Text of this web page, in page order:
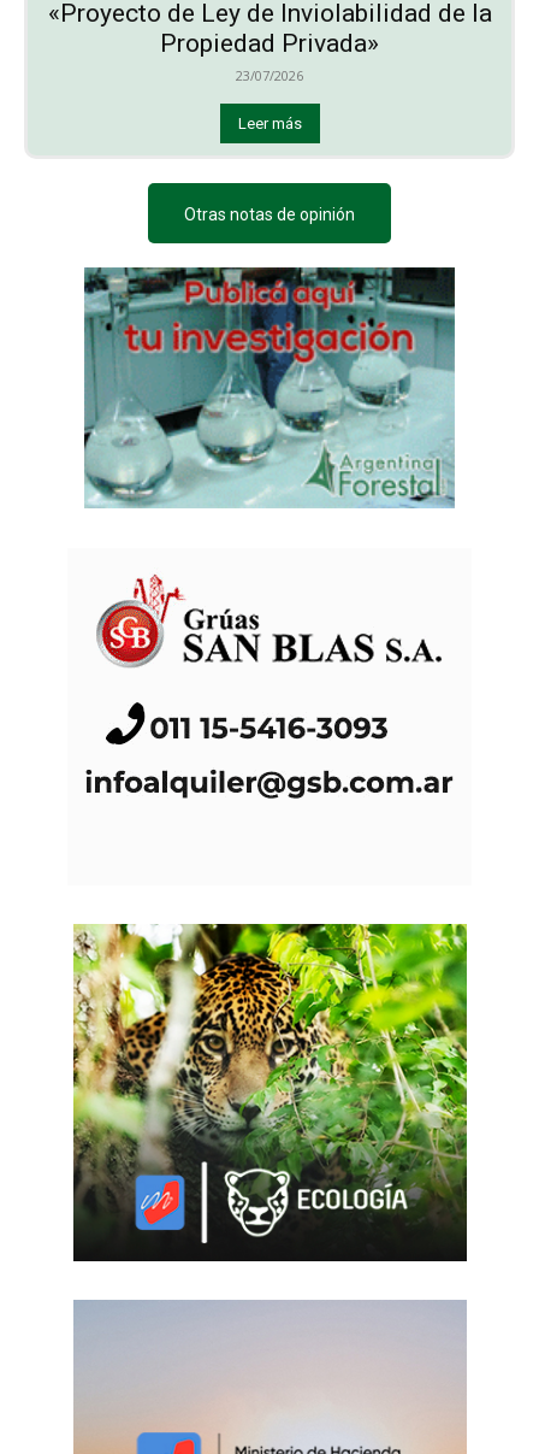
«Proyecto de Ley de Inviolabilidad de la
Propiedad Privada»
23/07/2026
Leer más
Otras notas de opinión